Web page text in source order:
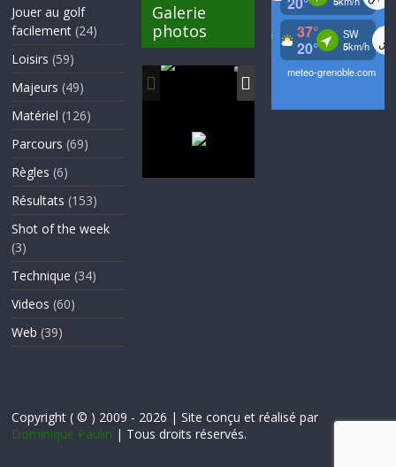
Jouer au golf
facilement (24)
Loisirs (59)
Majeurs (49)
Matériel (126)
Parcours (69)
Règles (6)
Résultats (153)
Shot of the week
(3)
Technique (34)
Videos (60)
Web (39)
Galerie
photos
Copyright ( © ) 2009 - 2026 | Site conçu et réalisé par
Dominique Paulin | Tous droits réservés.